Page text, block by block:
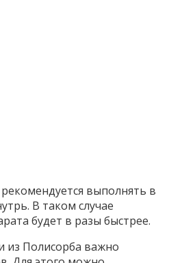
выполнять в
В таком случае
будет в разы быстрее.
из Полисорба важно